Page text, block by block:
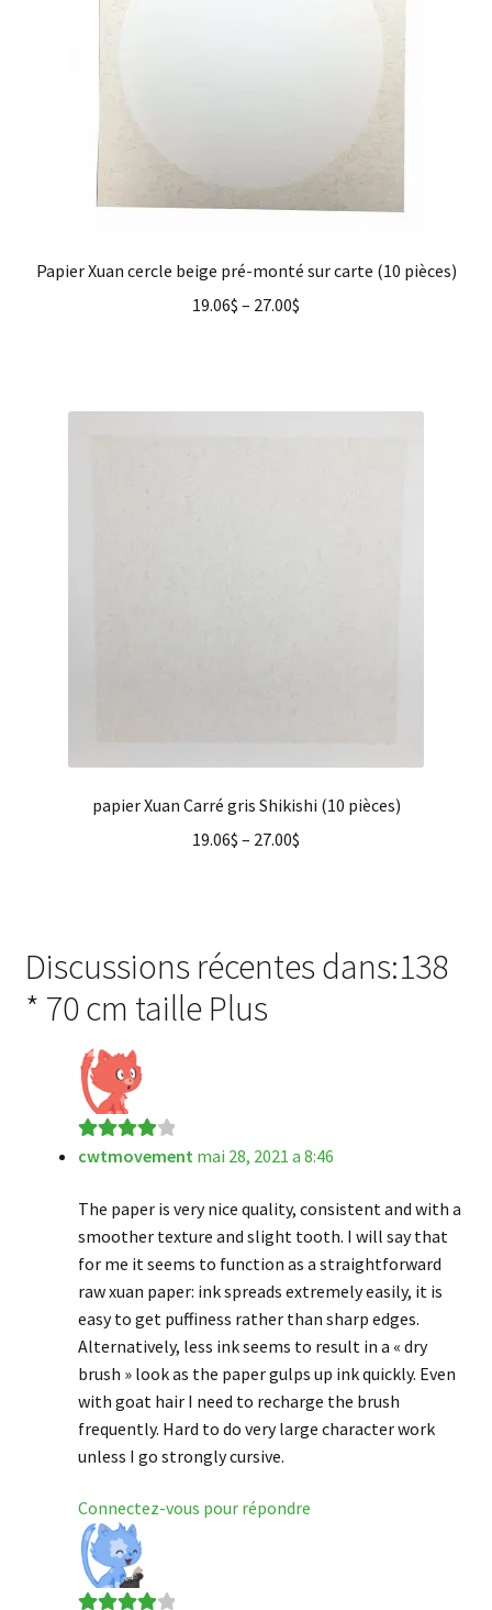
Papier Xuan cercle beige pré-monté sur carte (10 pièces)
19.06$ – 27.00$
papier Xuan Carré gris Shikishi (10 pièces)
19.06$ – 27.00$
Discussions récentes dans:138
* 70 cm taille Plus
Note4sur
cwtmovement mai 28, 2021 a 8:46
The paper is very nice quality, consistent and with a
smoother texture and slight tooth. I will say that
for me it seems to function as a straightforward
raw xuan paper: ink spreads extremely easily, it is
easy to get puffiness rather than sharp edges.
Alternatively, less ink seems to result in a « dry
brush » look as the paper gulps up ink quickly. Even
with goat hair I need to recharge the brush
frequently. Hard to do very large character work
unless I go strongly cursive.
Connectez-vous pour répondre